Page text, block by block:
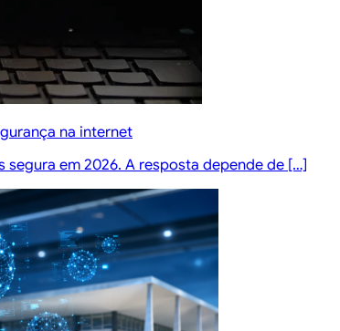
na internet
em 2026. A resposta depende de […]